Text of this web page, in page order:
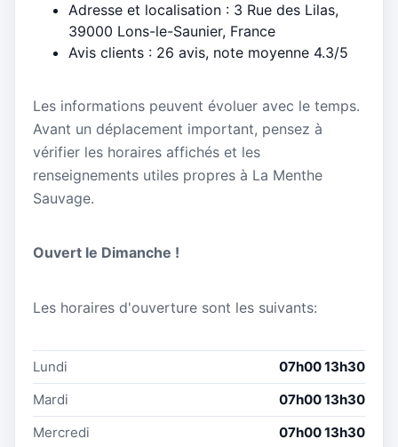
Adresse et localisation : 3 Rue des Lilas,
39000 Lons-le-Saunier, France
Avis clients : 26 avis, note moyenne 4.3/5
Les informations peuvent évoluer avec le temps.
Avant un déplacement important, pensez à
vérifier les horaires affichés et les
renseignements utiles propres à La Menthe
Sauvage.
Ouvert le Dimanche !
Les horaires d'ouverture sont les suivants:
Lundi
07h00 13h30
Mardi
07h00 13h30
Mercredi
07h00 13h30